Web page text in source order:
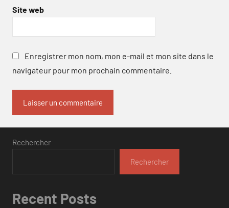
Site web
Enregistrer mon nom, mon e-mail et mon site dans le
navigateur pour mon prochain commentaire.
Rechercher
Rechercher
Recent Posts